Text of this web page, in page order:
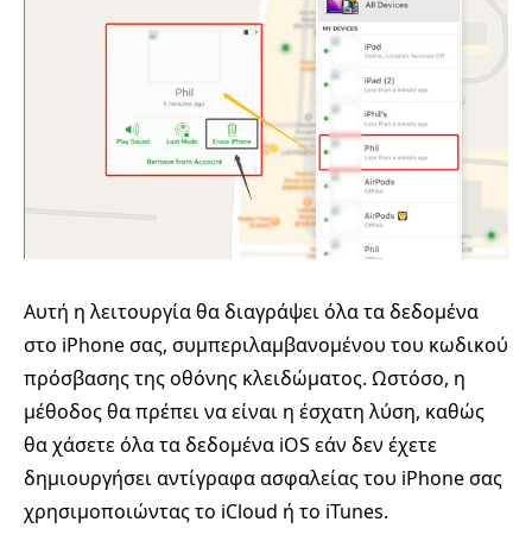
Αυτή η λειτουργία θα διαγράψει όλα τα δεδομένα
στο iPhone σας, συμπεριλαμβανομένου του κωδικού
πρόσβασης της οθόνης κλειδώματος. Ωστόσο, η
μέθοδος θα πρέπει να είναι η έσχατη λύση, καθώς
θα χάσετε όλα τα δεδομένα iOS εάν δεν έχετε
δημιουργήσει αντίγραφα ασφαλείας του iPhone σας
χρησιμοποιώντας το iCloud ή το iTunes.